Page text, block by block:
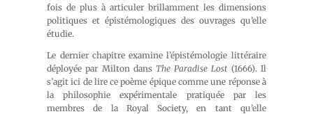
fois de plus à articuler brillamment les dimensions
politiques et épistémologiques des ouvrages qu’elle
étudie.
Le dernier chapitre examine l’épistémologie littéraire
déployée par Milton dans The Paradise Lost (1666). Il
s’agit ici de lire ce poème épique comme une réponse à
la philosophie expérimentale pratiquée par les
membres de la Royal Society, en tant qu’elle